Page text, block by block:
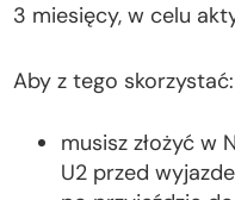
3 miesięcy, w celu
Aby z tego skorzystać:
musisz złożyć w
U2 przed